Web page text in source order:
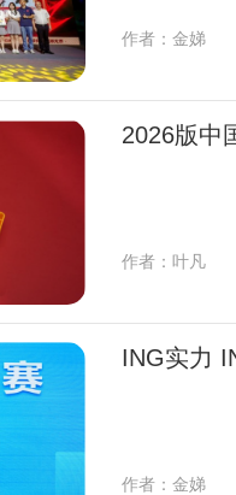
作者：金娣
2026版中
作者：叶凡
ING实力
作者：金娣